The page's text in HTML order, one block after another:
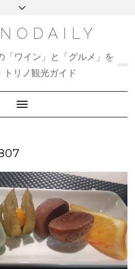
Toggle
「ワイン」と「グルメ」を
トリノ観光ガイド
Toggle Navigation